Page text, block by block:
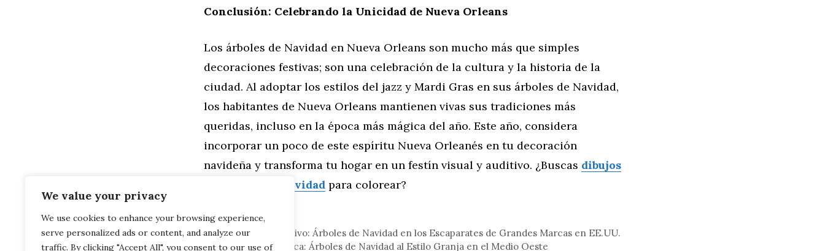
We value your privacy
We use cookies to enhance your browsing experience,
serve personalized ads or content, and analyze our
traffic. By clicking "Accept All", you consent to our use of
Conclusión: Celebrando la Unicidad de Nueva Orleans
Los árboles de Navidad en Nueva Orleans son mucho más que simples
decoraciones festivas; son una celebración de la cultura y la historia de la
ciudad. Al adoptar los estilos del jazz y Mardi Gras en sus árboles de Navidad,
los habitantes de Nueva Orleans mantienen vivas sus tradiciones más
queridas, incluso en la época más mágica del año. Este año, considera
incorporar un poco de este espíritu Nueva Orleanés en tu decoración
navideña y transforma tu hogar en un festín visual y auditivo. ¿Buscas dibujos
de árboles de Navidad para colorear?
Categorías
Familia,General
Espectáculo Festivo: Árboles de Navidad en los Escaparates de Grandes Marcas en EE.UU.
Inspiración Rústica: Árboles de Navidad al Estilo Granja en el Medio Oeste